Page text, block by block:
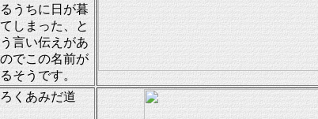
うちに日が暮
しまった、と
言い伝えがあ
でこの名前が
そうです。
くあみだ道